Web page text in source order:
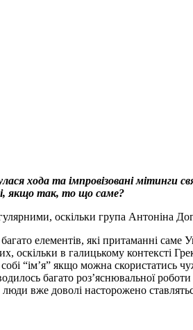
хода та імпровізовані мітинги
якщо так, то що саме?
оскільки група Антоніна
елементів, які притаманні саме
оскільки в галицькому контексті
“ім’я” якщо можна скористатись
багато роз’яснювальної
вже доволі насторожено ставляться